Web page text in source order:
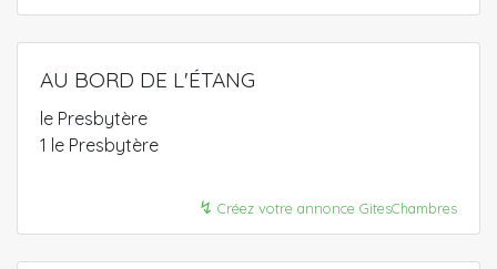
AU BORD DE L'ÉTANG
le Presbytère
1 le Presbytère
↯ Créez votre annonce GitesChambres